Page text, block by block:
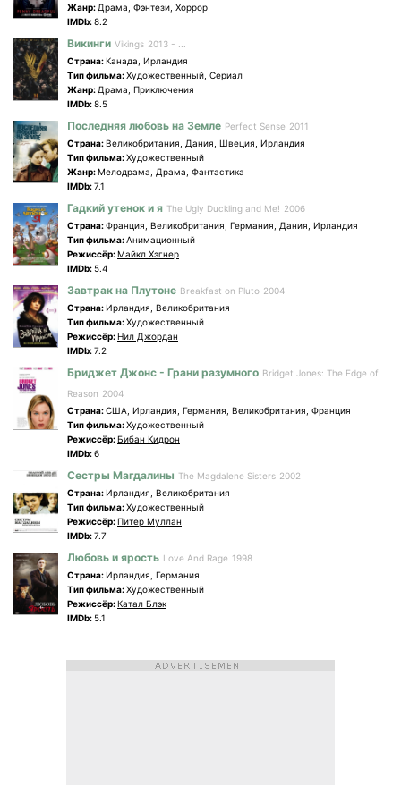
Жанр: Драма, Фэнтези, Хоррор
IMDb:8.2
Викинги Vikings 2013 - ...
Страна:Канада, Ирландия
Tип фильма:Художественный, Сериал
Жанр: Драма, Приключения
IMDb:8.5
Последняя любовь на Земле Perfect Sense 2011
Страна:Великобритания, Дания, Швеция, Ирландия
Tип фильма:Художественный
Жанр:Мелодрама, Драма, Фантастика
IMDb:7.1
Гадкий утенок и я The Ugly Duckling and Me! 2006
Страна:Франция, Великобритания, Германия, Дания, Ирландия
Tип фильма:Анимационный
Режиссёр:Майкл Хэгнер
IMDb:5.4
Завтрак на Плутоне Breakfast on Pluto 2004
Страна:Ирландия, Великобритания
Tип фильма:Художественный
Режиссёр:Нил Джордан
IMDb:7.2
Бриджет Джонс - Грани разумного Bridget Jones: The Edge of
Reason 2004
Страна:США, Ирландия, Германия, Великобритания, Франция
Tип фильма:Художественный
Режиссёр:Бибан Кидрон
IMDb:6
Сестры Магдалины The Magdalene Sisters 2002
Страна:Ирландия, Великобритания
Tип фильма:Художественный
Режиссёр:Питер Муллан
IMDb:7.7
Любовь и ярость Love And Rage 1998
Страна:Ирландия, Германия
Tип фильма:Художественный
Режиссёр:Катал Блэк
IMDb:5.1